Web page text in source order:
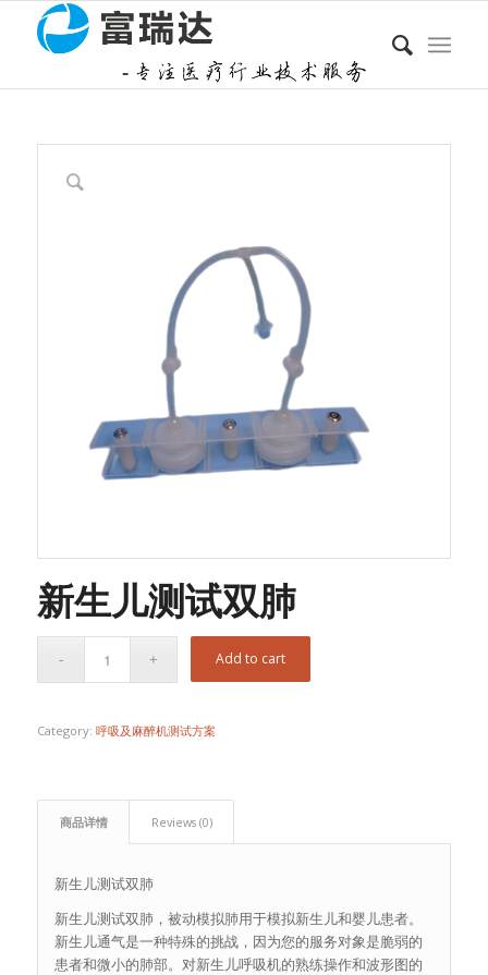
新生儿测试双肺
Add to cart
Category: 呼吸及麻醉机测试方案
商品详情 Reviews (0)
新生儿测试双肺
新生儿测试双肺，被动模拟肺用于模拟新生儿和婴儿患者。
新生儿通气是一种特殊的挑战，因为您的服务对象是脆弱的
患者和微小的肺部。对新生儿呼吸机的熟练操作和波形图的